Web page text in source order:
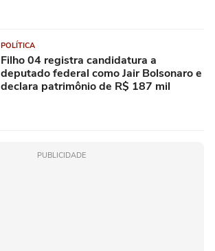
POLÍTICA
Filho 04 registra candidatura a
deputado federal como Jair Bolsonaro e
declara patrimônio de R$ 187 mil
PUBLICIDADE